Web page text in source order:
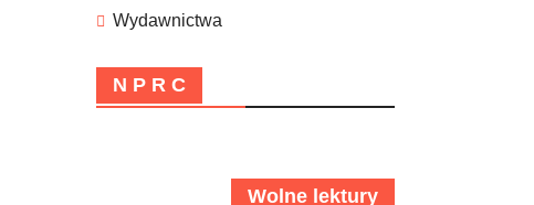
Wydawnictwa
N P R C
Wolne lektury